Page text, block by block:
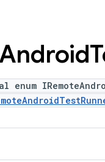
Android